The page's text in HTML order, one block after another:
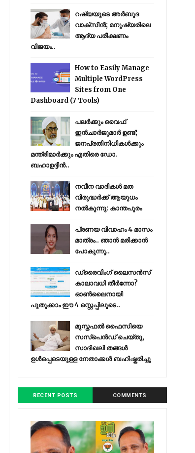
റഷ്യയുടെ അര്‍ബുദ
വാക്‌സീന്‍; മനുഷ്യരിലെ
ആദ്യ പരീക്ഷണം
വിജയം..
How to Easily Manage
Multiple WordPress
Sites from One
Dashboard (7 Tools)
പലർക്കും വൈഫ്
ഇൻചാർജുമാർ ഉണ്ട്;
ജനപ്രതിനിധികൾക്കും
മന്ത്രിമാർക്കും എതിരെ ഡോ.
ബഹാഉദ്ദീൻ..
നവീന വാദികൾ മത
വിരുദ്ധർക്ക് ആയുധം
നൽകുന്നു: കാന്തപുരം
പ്രണയ വിവാഹം 4 മാസം
മാത്രം.. ഞാൻ മരിക്കാൻ
പോകുന്നു..
ഡ്രൈവിംഗ് ലൈസൻസ്
കാലാവധി തീർന്നോ?
ഓൺലൈനായി
പുതുക്കാം ഈ 4 സ്റ്റെപ്പിലൂടെ..
മുസ്തഫൽ ഫൈസിയെ
സസ്‌പെൻഡ് ചെയ്തു,
സാദിഖലി തങ്ങൾ
ഉൾപ്പെടെയുള്ള നേതാക്കൾ ബഹിഷ്കരിച്ചു
RECENT POSTS COMMENTS